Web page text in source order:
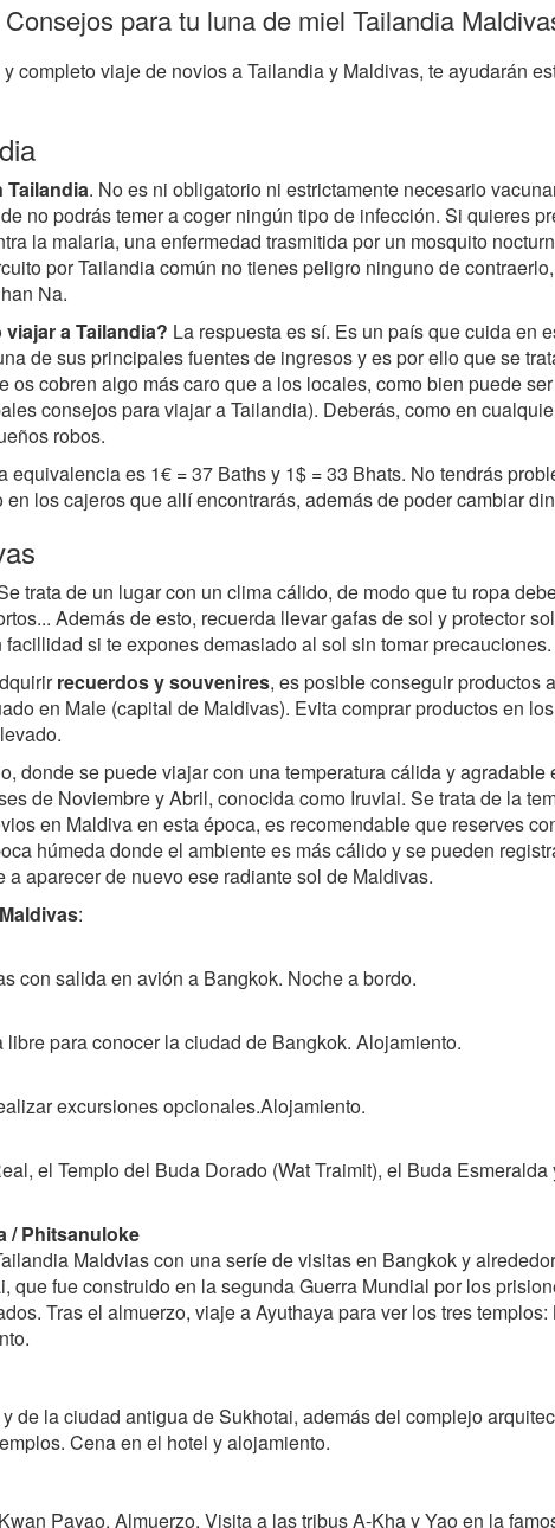
Consejos para tu luna de miel Tailandia
completo viaje de novios a Tailandia y Maldivas, te ayudarán
Tailandia. No es ni obligatorio ni estrictamente necesario
no podrás temer a coger ningún tipo de infección. Si quieres
la malaria, una enfermedad trasmitida por un mosquito
por Tailandia común no tienes peligro ninguno de
Na.
a Tailandia? La respuesta es sí. Es un país que cuida en
de sus principales fuentes de ingresos y es por ello que se
cobren algo más caro que a los locales, como bien puede
consejos para viajar a Tailandia). Deberás, como en
robos.
equivalencia es 1€ = 37 Baths y 1$ = 33 Bhats. No tendrás
los cajeros que allí encontrarás, además de poder cambiar
trata de un lugar con un clima cálido, de modo que tu ropa
Además de esto, recuerda llevar gafas de sol y protector
facillidad si te expones demasiado al sol sin tomar precauciones.
recuerdos y souvenires, es posible conseguir productos
en Male (capital de Maldivas). Evita comprar productos en
donde se puede viajar con una temperatura cálida y
de Noviembre y Abril, conocida como Iruviai. Se trata de la
en Maldiva en esta época, es recomendable que reserves
húmeda donde el ambiente es más cálido y se pueden
aparecer de nuevo ese radiante sol de Maldivas.
:
con salida en avión a Bangkok. Noche a bordo.
para conocer la ciudad de Bangkok. Alojamiento.
excursiones opcionales.Alojamiento.
el Templo del Buda Dorado (Wat Traimit), el Buda
/ Phitsanuloke
Maldvias con una seríe de visitas en Bangkok y
que fue construido en la segunda Guerra Mundial por los
Tras el almuerzo, viaje a Ayuthaya para ver los tres
de la ciudad antigua de Sukhotai, además del complejo
Cena en el hotel y alojamiento.
Payao. Almuerzo. Visita a las tribus A-Kha y Yao en la